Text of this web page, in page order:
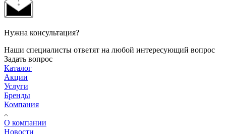
Нужна консультация?
Наши специалисты ответят на любой интересующий вопрос
Задать вопрос
Каталог
Акции
Услуги
Бренды
Компания
О компании
Новости